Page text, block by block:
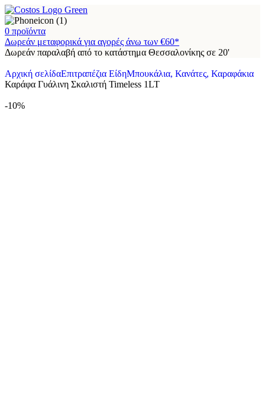
0 προϊόντα
Δωρεάν μεταφορικά για αγορές άνω των €60*
Δωρεάν παραλαβή από το κατάστημα Θεσσαλονίκης σε 20'
Αρχική σελίδαΕπιτραπέζια ΕίδηΜπουκάλια, Κανάτες, Καραφάκια
Καράφα Γυάλινη Σκαλιστή Timeless 1LT
-10%